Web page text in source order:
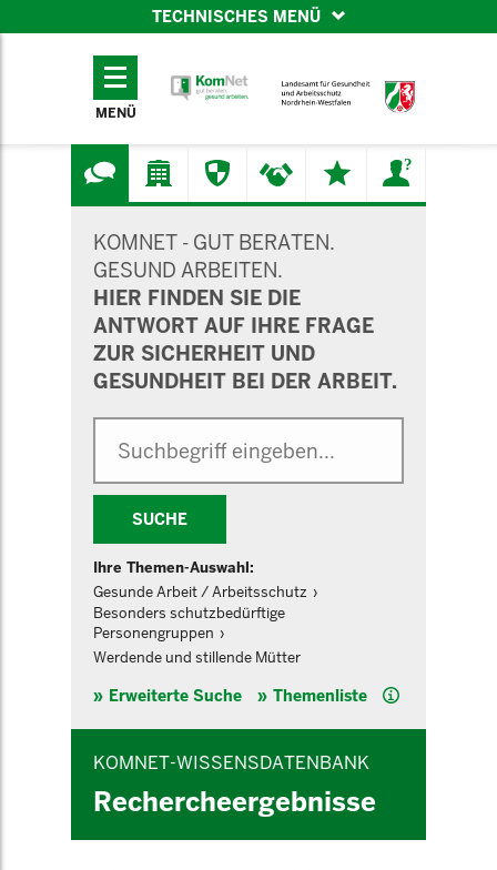
TECHNISCHES MENÜ
TECHNISCHES
MENÜ
KOMNET - GUT BERATEN.
GESUND ARBEITEN.
HIER FINDEN SIE DIE
ANTWORT AUF IHRE FRAGE
ZUR SICHERHEIT UND
GESUNDHEIT BEI DER ARBEIT.
SUCHE
Ihre Themen-Auswahl:
Gesunde Arbeit / Arbeitsschutz
Besonders schutzbedürftige
Personengruppen
Werdende und stillende Mütter
Erweiterte Suche Themenliste Hilfe
KOMNET-WISSENSDATENBANK
Rechercheergebnisse